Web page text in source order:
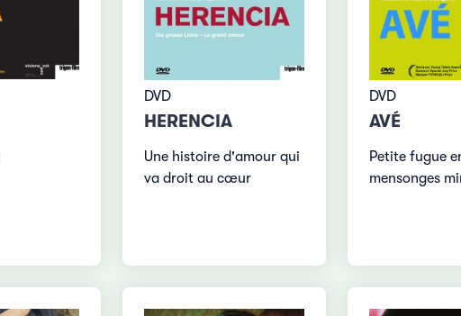
DVD
HERENCIA
Une histoire d'amour qui
va droit au cœur
DVD
AVÉ
Petite fugue
mensonges